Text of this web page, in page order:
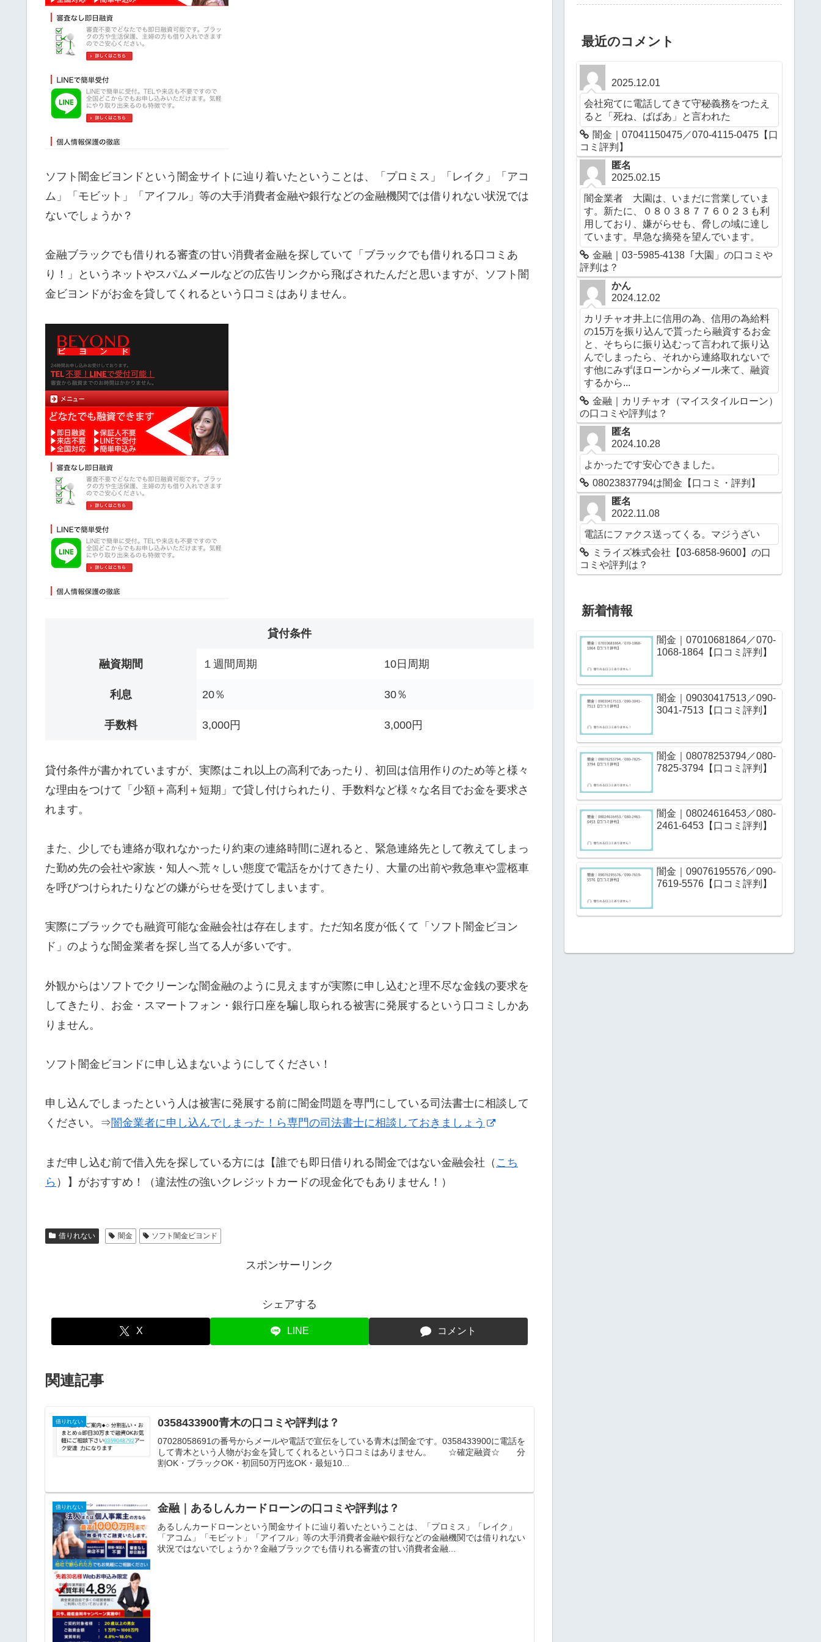
ソフト闇金ビヨンドという闇金サイトに辿り着いたということは、「プロミス」「レイク」「アコ
ム」「モビット」「アイフル」等の大手消費者金融や銀行などの金融機関では借りれない状況では
ないでしょうか？
金融ブラックでも借りれる審査の甘い消費者金融を探していて「ブラックでも借りれる口コミあ
り！」というネットやスパムメールなどの広告リンクから飛ばされたんだと思いますが、ソフト闇
金ビヨンドがお金を貸してくれるという口コミはありません。
貸付条件
融資期間 １週間周期 10日周期
利息 20％ 30％
手数料 3,000円 3,000円
貸付条件が書かれていますが、実際はこれ以上の高利であったり、初回は信用作りのため等と様々
な理由をつけて「少額＋高利＋短期」で貸し付けられたり、手数料など様々な名目でお金を要求さ
れます。
また、少しでも連絡が取れなかったり約束の連絡時間に遅れると、緊急連絡先として教えてしまっ
た勤め先の会社や家族・知人へ荒々しい態度で電話をかけてきたり、大量の出前や救急車や霊柩車
を呼びつけられたりなどの嫌がらせを受けてしまいます。
実際にブラックでも融資可能な金融会社は存在します。ただ知名度が低くて「ソフト闇金ビヨン
ド」のような闇金業者を探し当てる人が多いです。
外観からはソフトでクリーンな闇金融のように見えますが実際に申し込むと理不尽な金銭の要求を
してきたり、お金・スマートフォン・銀行口座を騙し取られる被害に発展するという口コミしかあ
りません。
ソフト闇金ビヨンドに申し込まないようにしてください！
申し込んでしまったという人は被害に発展する前に闇金問題を専門にしている司法書士に相談して
ください。⇒闇金業者に申し込んでしまった！ら専門の司法書士に相談しておきましょう
まだ申し込む前で借入先を探している方には【誰でも即日借りれる闇金ではない金融会社（ こち
ら ）】がおすすめ！（違法性の強いクレジットカードの現金化でもありません！）
借りれない 闇金 ソフト闇金ビヨンド
スポンサーリンク
シェアする
X LINE コメント
関連記事
借りれない 0358433900青木の口コミや評判は？
07028058691の番号からメールや電話で宣伝をしている青木は闇金です。0358433900に電話を
して青木という人物がお金を貸してくれるという口コミはありません。 ☆確定融資☆ 分
割OK・ブラックOK・初回50万円迄OK・最短10...
借りれない 金融｜あるしんカードローンの口コミや評判は？
あるしんカードローンという闇金サイトに辿り着いたということは、「プロミス」「レイク」
「アコム」「モビット」「アイフル」等の大手消費者金融や銀行などの金融機関では借りれない
状況ではないでしょうか？金融ブラックでも借りれる審査の甘い消費者金融...
最近のコメント
2025.12.01
会社宛てに電話してきて守秘義務をつたえ
ると「死ね、ばばあ」と言われた
闇金｜07041150475／070-4115-0475【口
コミ評判】
匿名
2025.02.15
闇金業者 大園は、いまだに営業していま
す。新たに、０８０３８７７６０２３も利
用しており、嫌がらせも、脅しの域に達し
ています。早急な摘発を望んでいます。
金融｜03ｰ5985-4138「大園」の口コミや
評判は？
かん
2024.12.02
カリチャオ井上に信用の為、信用の為給料
の15万を振り込んで貰ったら融資するお金
と、そちらに振り込むって言われて振り込
んでしまったら、それから連絡取れないで
す他にみずほローンからメール来て、融資
するから...
金融｜カリチャオ（マイスタイルローン）
の口コミや評判は？
匿名
2024.10.28
よかったです安心できました。
08023837794は闇金【口コミ・評判】
匿名
2022.11.08
電話にファクス送ってくる。マジうざい
ミライズ株式会社【03-6858-9600】の口
コミや評判は？
新着情報
闇金｜07010681864／070-
1068-1864【口コミ評判】
闇金｜09030417513／090-
3041-7513【口コミ評判】
闇金｜08078253794／080-
7825-3794【口コミ評判】
闇金｜08024616453／080-
2461-6453【口コミ評判】
闇金｜09076195576／090-
7619-5576【口コミ評判】